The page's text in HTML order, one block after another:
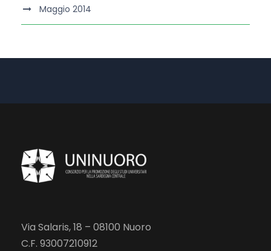
Maggio 2014
Via Salaris, 18 – 08100 Nuoro
C.F. 93007210912